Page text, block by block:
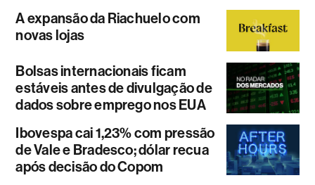
A expansão da Riachuelo com
novas lojas
Bolsas internacionais ficam
estáveis antes de divulgação de
dados sobre emprego nos EUA
Ibovespa cai 1,23% com pressão
de Vale e Bradesco; dólar recua
após decisão do Copom